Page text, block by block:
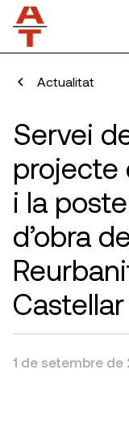
Actualitat
Servei
projecte
i la
d’obra
1 de setembre de